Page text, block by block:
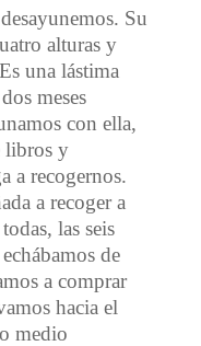
Su
alturas y
una lástima
meses
con ella,
libros y
a recogernos.
a recoger a
las seis
de
a comprar
hacia el
medio